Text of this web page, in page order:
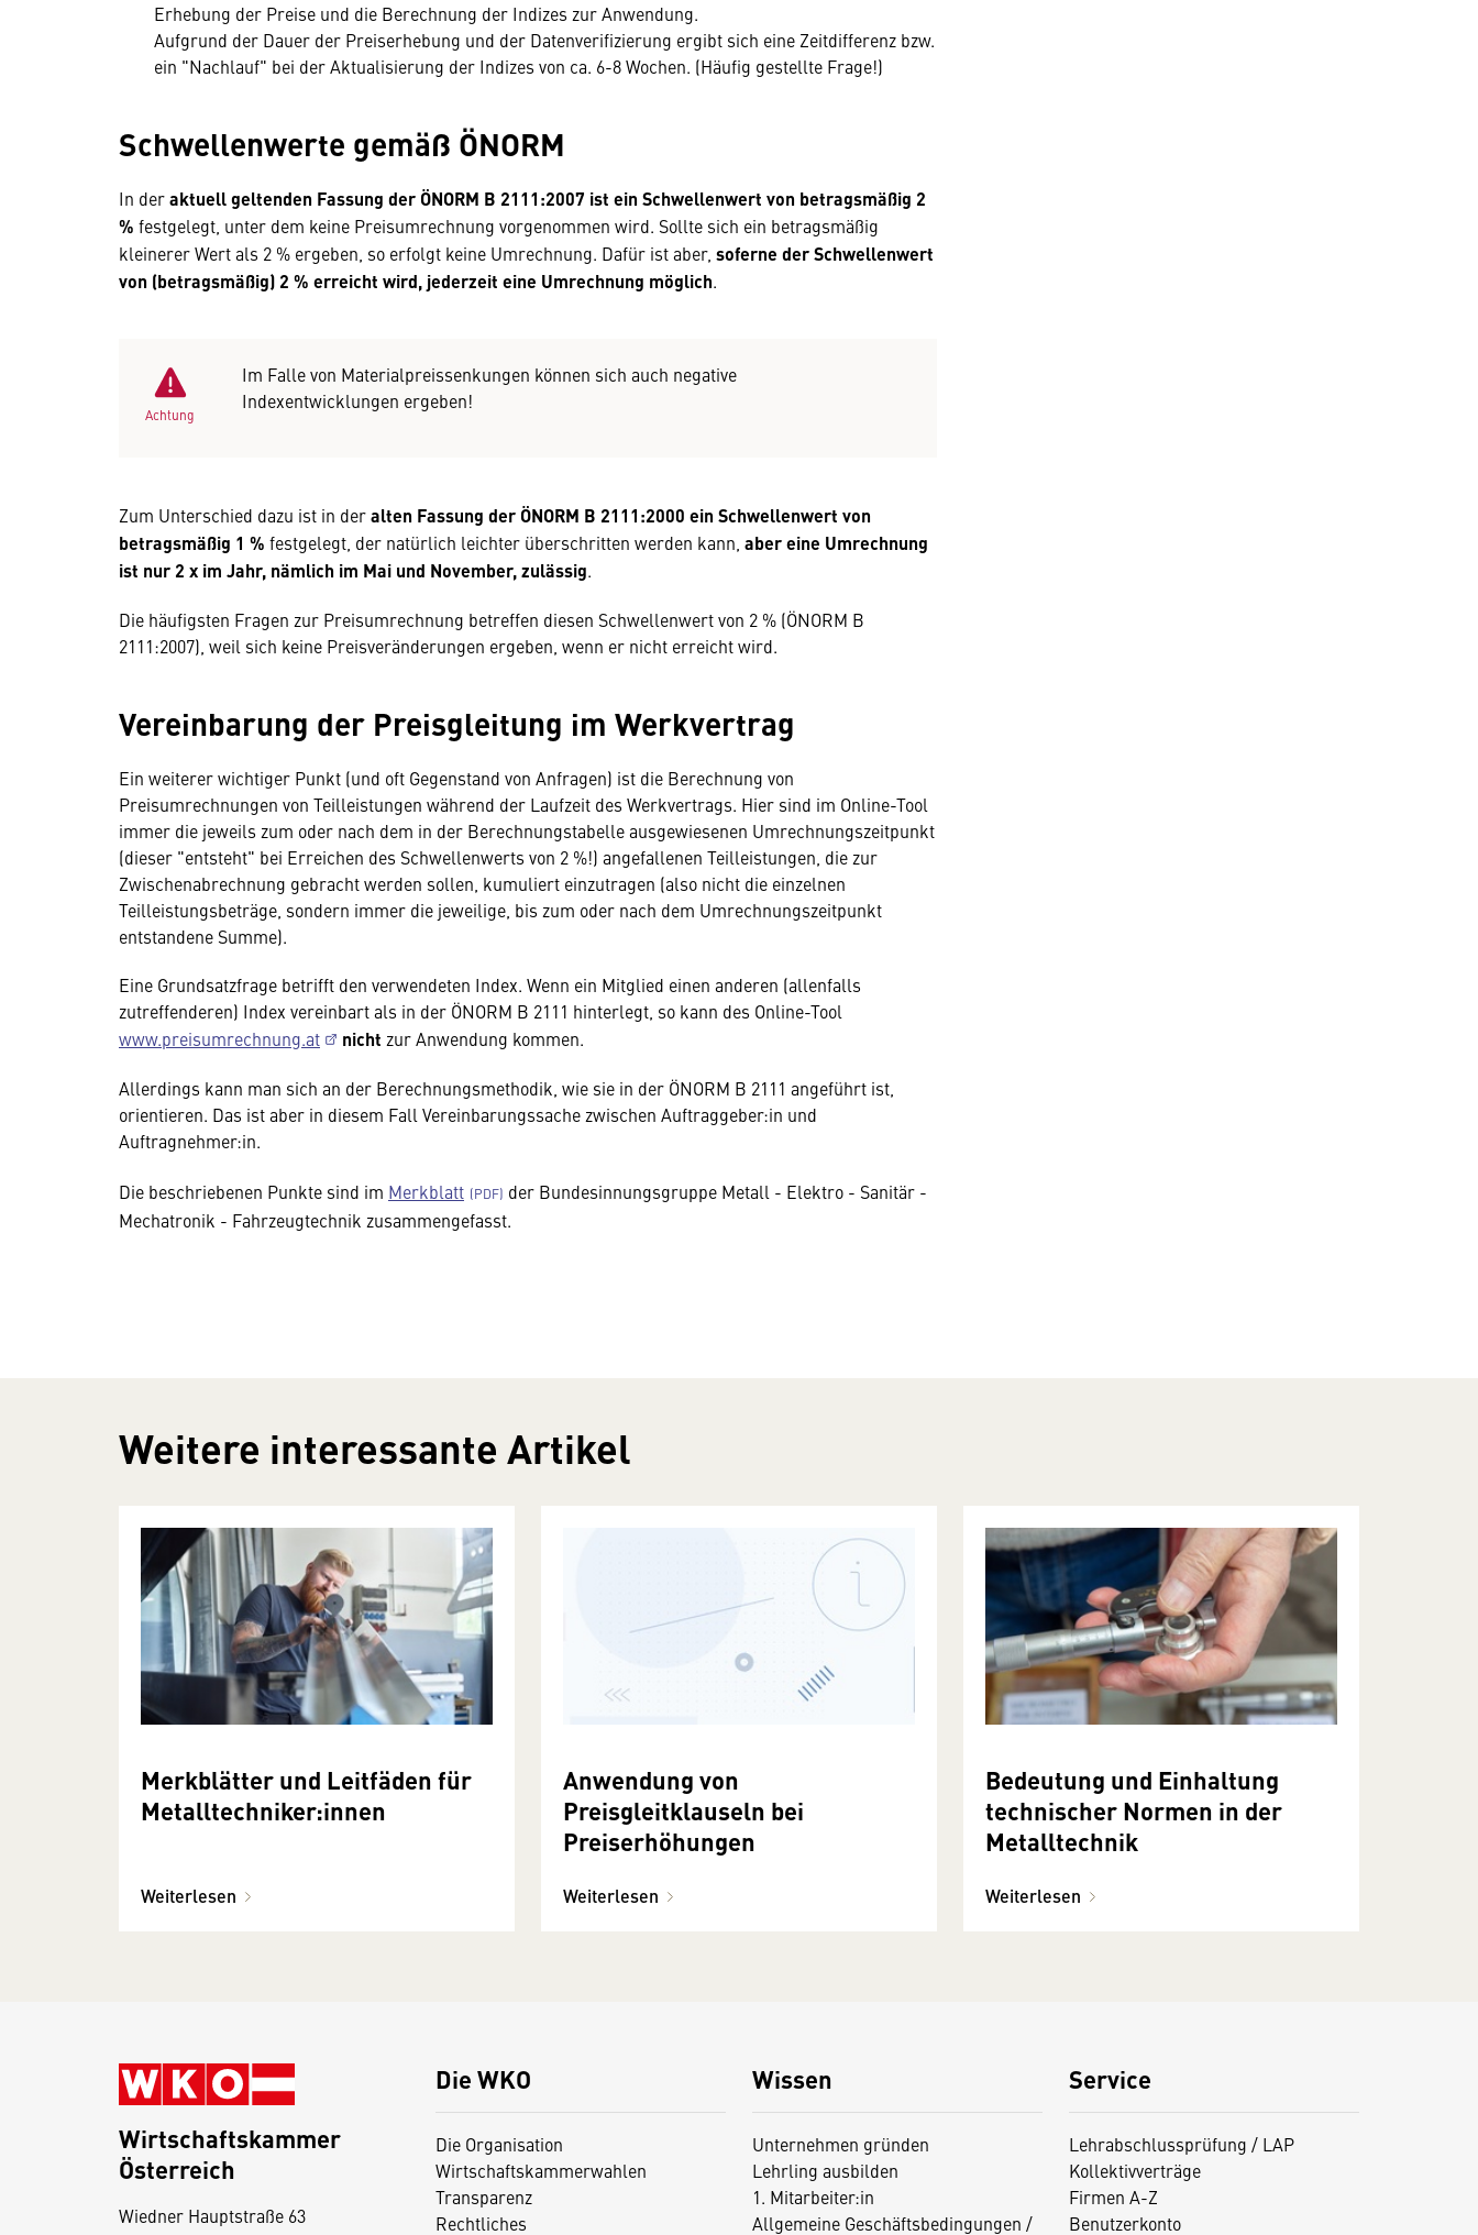
Erhebung der Preise und die Berechnung der Indizes zur Anwendung.
Aufgrund der Dauer der Preiserhebung und der Datenverifizierung ergibt sich eine Zeitdifferenz bzw.
ein "Nachlauf" bei der Aktualisierung der Indizes von ca. 6-8 Wochen. (Häufig gestellte Frage!)
Schwellenwerte gemäß ÖNORM
In deraktuell geltenden Fassung der ÖNORM B 2111:2007 ist ein Schwellenwert von betragsmäßig 2
% festgelegt, unter dem keine Preisumrechnung vorgenommen wird. Sollte sich ein betragsmäßig
kleinerer Wert als 2 % ergeben, so erfolgt keine Umrechnung. Dafür ist aber, soferne der Schwellenwert
von (betragsmäßig) 2 % erreicht wird, jederzeit eine Umrechnung möglich.
Achtung
Im Falle von Materialpreissenkungen können sich auch negative
Indexentwicklungen ergeben!
Zum Unterschied dazu ist in deralten Fassung der ÖNORM B 2111:2000 ein Schwellenwert von
betragsmäßig 1 % festgelegt, der natürlich leichter überschritten werden kann, aber eine Umrechnung
ist nur 2 x im Jahr, nämlich im Mai und November, zulässig.
Die häufigsten Fragen zur Preisumrechnung betreffen diesen Schwellenwert von 2 % (ÖNORM B
2111:2007), weil sich keine Preisveränderungen ergeben, wenn er nicht erreicht wird.
Vereinbarung der Preisgleitung im Werkvertrag
Ein weiterer wichtiger Punkt (und oft Gegenstand von Anfragen) ist die Berechnung von
Preisumrechnungen von Teilleistungen während der Laufzeit des Werkvertrags. Hier sind im Online-Tool
immer die jeweils zum oder nach dem in der Berechnungstabelle ausgewiesenen Umrechnungszeitpunkt
(dieser "entsteht" bei Erreichen des Schwellenwerts von 2 %!) angefallenen Teilleistungen, die zur
Zwischenabrechnung gebracht werden sollen, kumuliert einzutragen (also nicht die einzelnen
Teilleistungsbeträge, sondern immer die jeweilige, bis zum oder nach dem Umrechnungszeitpunkt
entstandene Summe).
Eine Grundsatzfrage betrifft den verwendeten Index. Wenn ein Mitglied einen anderen (allenfalls
zutreffenderen) Index vereinbart als in der ÖNORM B 2111 hinterlegt, so kann des Online-Tool
www.preisumrechnung.at
nicht zur Anwendung kommen.
Allerdings kann man sich an der Berechnungsmethodik, wie sie in der ÖNORM B 2111 angeführt ist,
orientieren. Das ist aber in diesem Fall Vereinbarungssache zwischen Auftraggeber:in und
Auftragnehmer:in.
Die beschriebenen Punkte sind im Merkblatt
der Bundesinnungsgruppe Metall - Elektro - Sanitär -
Mechatronik - Fahrzeugtechnik zusammengefasst.
Weitere interessante Artikel
Merkblätter und Leitfäden für
Metalltechniker:innen
Weiterlesen
Anwendung von
Preisgleitklauseln bei
Preiserhöhungen
Weiterlesen
Bedeutung und Einhaltung
technischer Normen in der
Metalltechnik
Weiterlesen
Die WKO
Die Organisation
Wirtschaftskammerwahlen
Transparenz
Rechtliches
Wissen
Unternehmen gründen
Lehrling ausbilden
1. Mitarbeiter:in
Allgemeine Geschäftsbedingungen /
Service
Lehrabschlussprüfung / LAP
Kollektivverträge
Firmen A-Z
Benutzerkonto
Wirtschaftskammer
Österreich
Wiedner Hauptstraße 63